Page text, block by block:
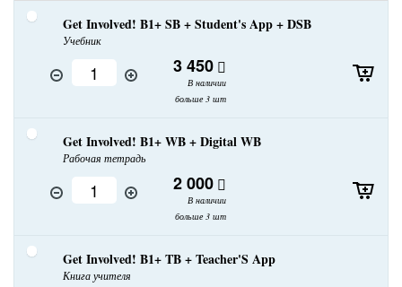
Get Involved! B1+ SB + Student's App + DSB
Учебник
3 450
В наличии
больше 3 шт
Get Involved! B1+ WB + Digital WB
Рабочая тетрадь
2 000
В наличии
больше 3 шт
Get Involved! B1+ TB + Teacher'S App
Книга учителя